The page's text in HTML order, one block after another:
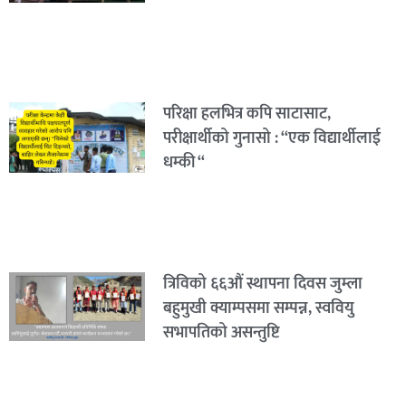
परिक्षा हलभित्र कपि साटासाट,
परीक्षार्थीको गुनासो : “एक विद्यार्थीलाई
धम्की “
त्रिविको ६६औं स्थापना दिवस जुम्ला
बहुमुखी क्याम्पसमा सम्पन्न, स्ववियु
सभापतिको असन्तुष्टि